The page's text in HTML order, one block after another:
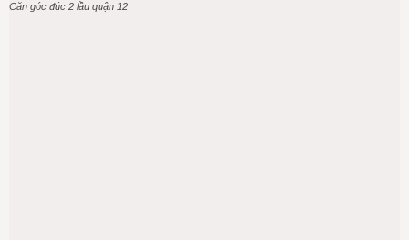
Căn góc đúc 2 lầu quận 12